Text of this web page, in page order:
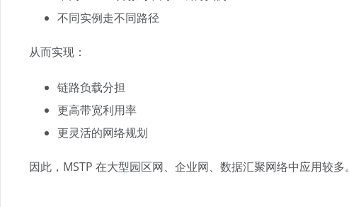
不同实例走不同路径
从而实现：
链路负载分担
更高带宽利用率
更灵活的网络规划
因此，MSTP 在大型园区网、企业网、数据汇聚网络中应用较多。